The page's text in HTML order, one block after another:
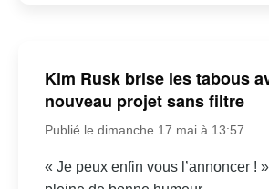
Kim Rusk brise les tabous
nouveau projet sans filtre
Publié le dimanche 17 mai à 13:57
« Je peux enfin vous l’annoncer !